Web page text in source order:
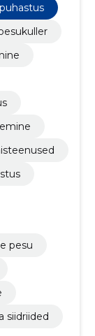
pesu
siidriided